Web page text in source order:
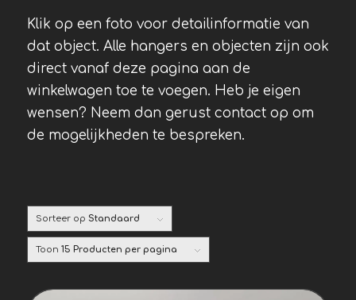
Klik op een foto voor detailinformatie van
dat object. Alle hangers en objecten zijn ook
direct vanaf deze pagina aan de
winkelwagen toe te voegen. Heb je eigen
wensen? Neem dan gerust contact op om
de mogelijkheden te bespreken.
Sorteer op Standaard
Toon 15 Producten per pagina